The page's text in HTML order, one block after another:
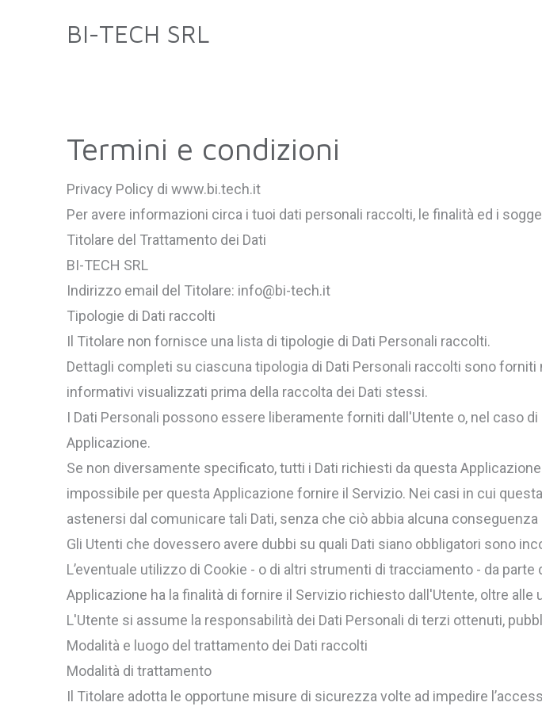
BI-TECH SRL
Termini e condizioni
Privacy Policy di www.bi.tech.it
Per avere informazioni circa i tuoi dati personali raccolti, le finalità ed i
Titolare del Trattamento dei Dati
BI-TECH SRL
Indirizzo email del Titolare: info@bi-tech.it
Tipologie di Dati raccolti
Il Titolare non fornisce una lista di tipologie di Dati Personali raccolti.
Dettagli completi su ciascuna tipologia di Dati Personali raccolti sono
informativi visualizzati prima della raccolta dei Dati stessi.
I Dati Personali possono essere liberamente forniti dall'Utente o, nel caso
Applicazione.
Se non diversamente specificato, tutti i Dati richiesti da questa
impossibile per questa Applicazione fornire il Servizio. Nei casi in cui
astenersi dal comunicare tali Dati, senza che ciò abbia alcuna
Gli Utenti che dovessero avere dubbi su quali Dati siano obbligatori sono
L’eventuale utilizzo di Cookie - o di altri strumenti di tracciamento - da
Applicazione ha la finalità di fornire il Servizio richiesto dall'Utente, oltre
L'Utente si assume la responsabilità dei Dati Personali di terzi ottenuti,
Modalità e luogo del trattamento dei Dati raccolti
Modalità di trattamento
Il Titolare adotta le opportune misure di sicurezza volte ad impedire